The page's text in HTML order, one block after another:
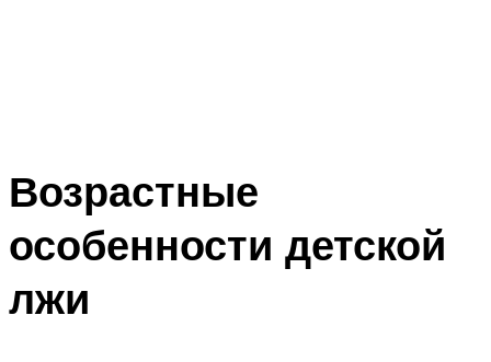
Возрастные
особенности детской
лжи